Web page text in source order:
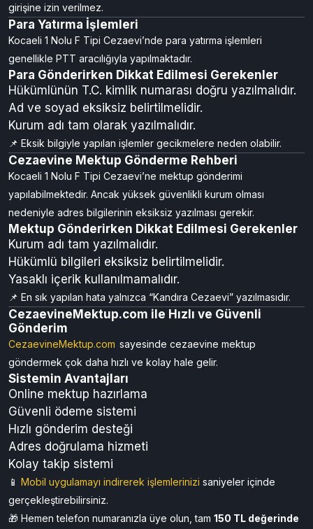
girişine izin verilmez.
Para Yatırma İşlemleri
Kocaeli 1 Nolu F Tipi Cezaevi’nde para yatırma işlemleri
genellikle PTT aracılığıyla yapılmaktadır.
Para Gönderirken Dikkat Edilmesi Gerekenler
Hükümlünün T.C. kimlik numarası doğru yazılmalıdır.
Ad ve soyad eksiksiz belirtilmelidir.
Kurum adı tam olarak yazılmalıdır.
📌 Eksik bilgiyle yapılan işlemler gecikmelere neden olabilir.
Cezaevine Mektup Gönderme Rehberi
Kocaeli 1 Nolu F Tipi Cezaevi’ne mektup gönderimi
yapılabilmektedir. Ancak yüksek güvenlikli kurum olması
nedeniyle adres bilgilerinin eksiksiz yazılması gerekir.
Mektup Gönderirken Dikkat Edilmesi Gerekenler
Kurum adı tam yazılmalıdır.
Hükümlü bilgileri eksiksiz belirtilmelidir.
Yasaklı içerik kullanılmamalıdır.
📌 En sık yapılan hata yalnızca “Kandıra Cezaevi” yazılmasıdır.
CezaevineMektup.com ile Hızlı ve Güvenli
Gönderim
CezaevineMektup.com sayesinde cezaevine mektup
göndermek çok daha hızlı ve kolay hale gelir.
Sistemin Avantajları
Online mektup hazırlama
Güvenli ödeme sistemi
Hızlı gönderim desteği
Adres doğrulama hizmeti
Kolay takip sistemi
📱 Mobil uygulamayı indirerek işlemlerinizi saniyeler içinde
gerçekleştirebilirsiniz.
🎁 Hemen telefon numaranızla üye olun, tam 150 TL değerinde